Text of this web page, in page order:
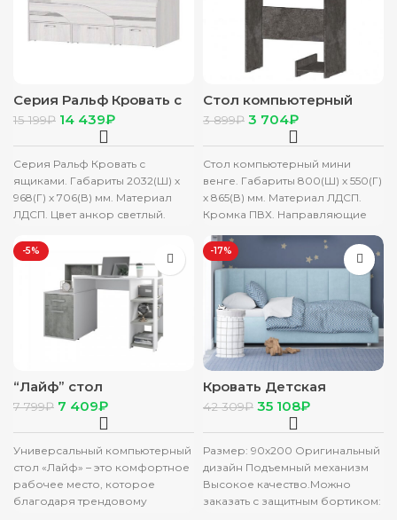
Серия Ральф Кровать с
ящиками
15 199₽ 14 439₽
Серия Ральф Кровать с
ящиками. Габариты 2032(Ш) х
968(Г) х 706(В) мм. Материал
ЛДСП. Цвет анкор светлый.
Стол компьютерный
мини цемент темный
3 899₽ 3 704₽
Стол компьютерный мини
венге. Габариты 800(Ш) х 550(Г)
х 865(В) мм. Материал ЛДСП.
Кромка ПВХ. Направляющие
-5%
“Лайф” стол
компьютерный белый/
метрополитан грей
7 799₽ 7 409₽
Универсальный компьютерный
стол «Лайф» – это комфортное
рабочее место, которое
благодаря трендовому
-17%
Кровать Детская
Корона”Quadra”(90х200,
велюр”Zizi”,025)+Ортоп.
основан.+Подъем.мех.+Н
42 309₽ 35 108₽
Размер: 90х200 Оригинальный
дизайн Подъемный механизм
Высокое качество.Можно
заказать с защитным бортиком: